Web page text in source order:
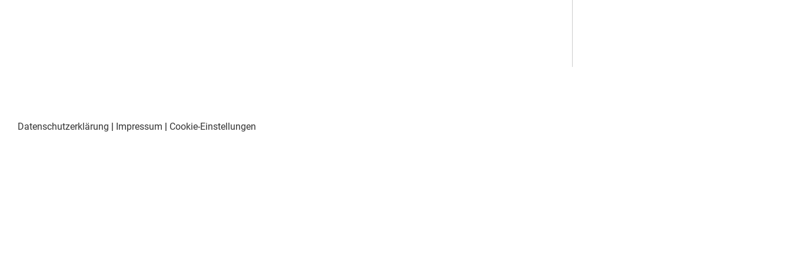
Datenschutzerklärung | Impressum | Cookie-Einstellungen